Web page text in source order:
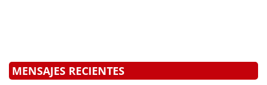
MENSAJES RECIENTES